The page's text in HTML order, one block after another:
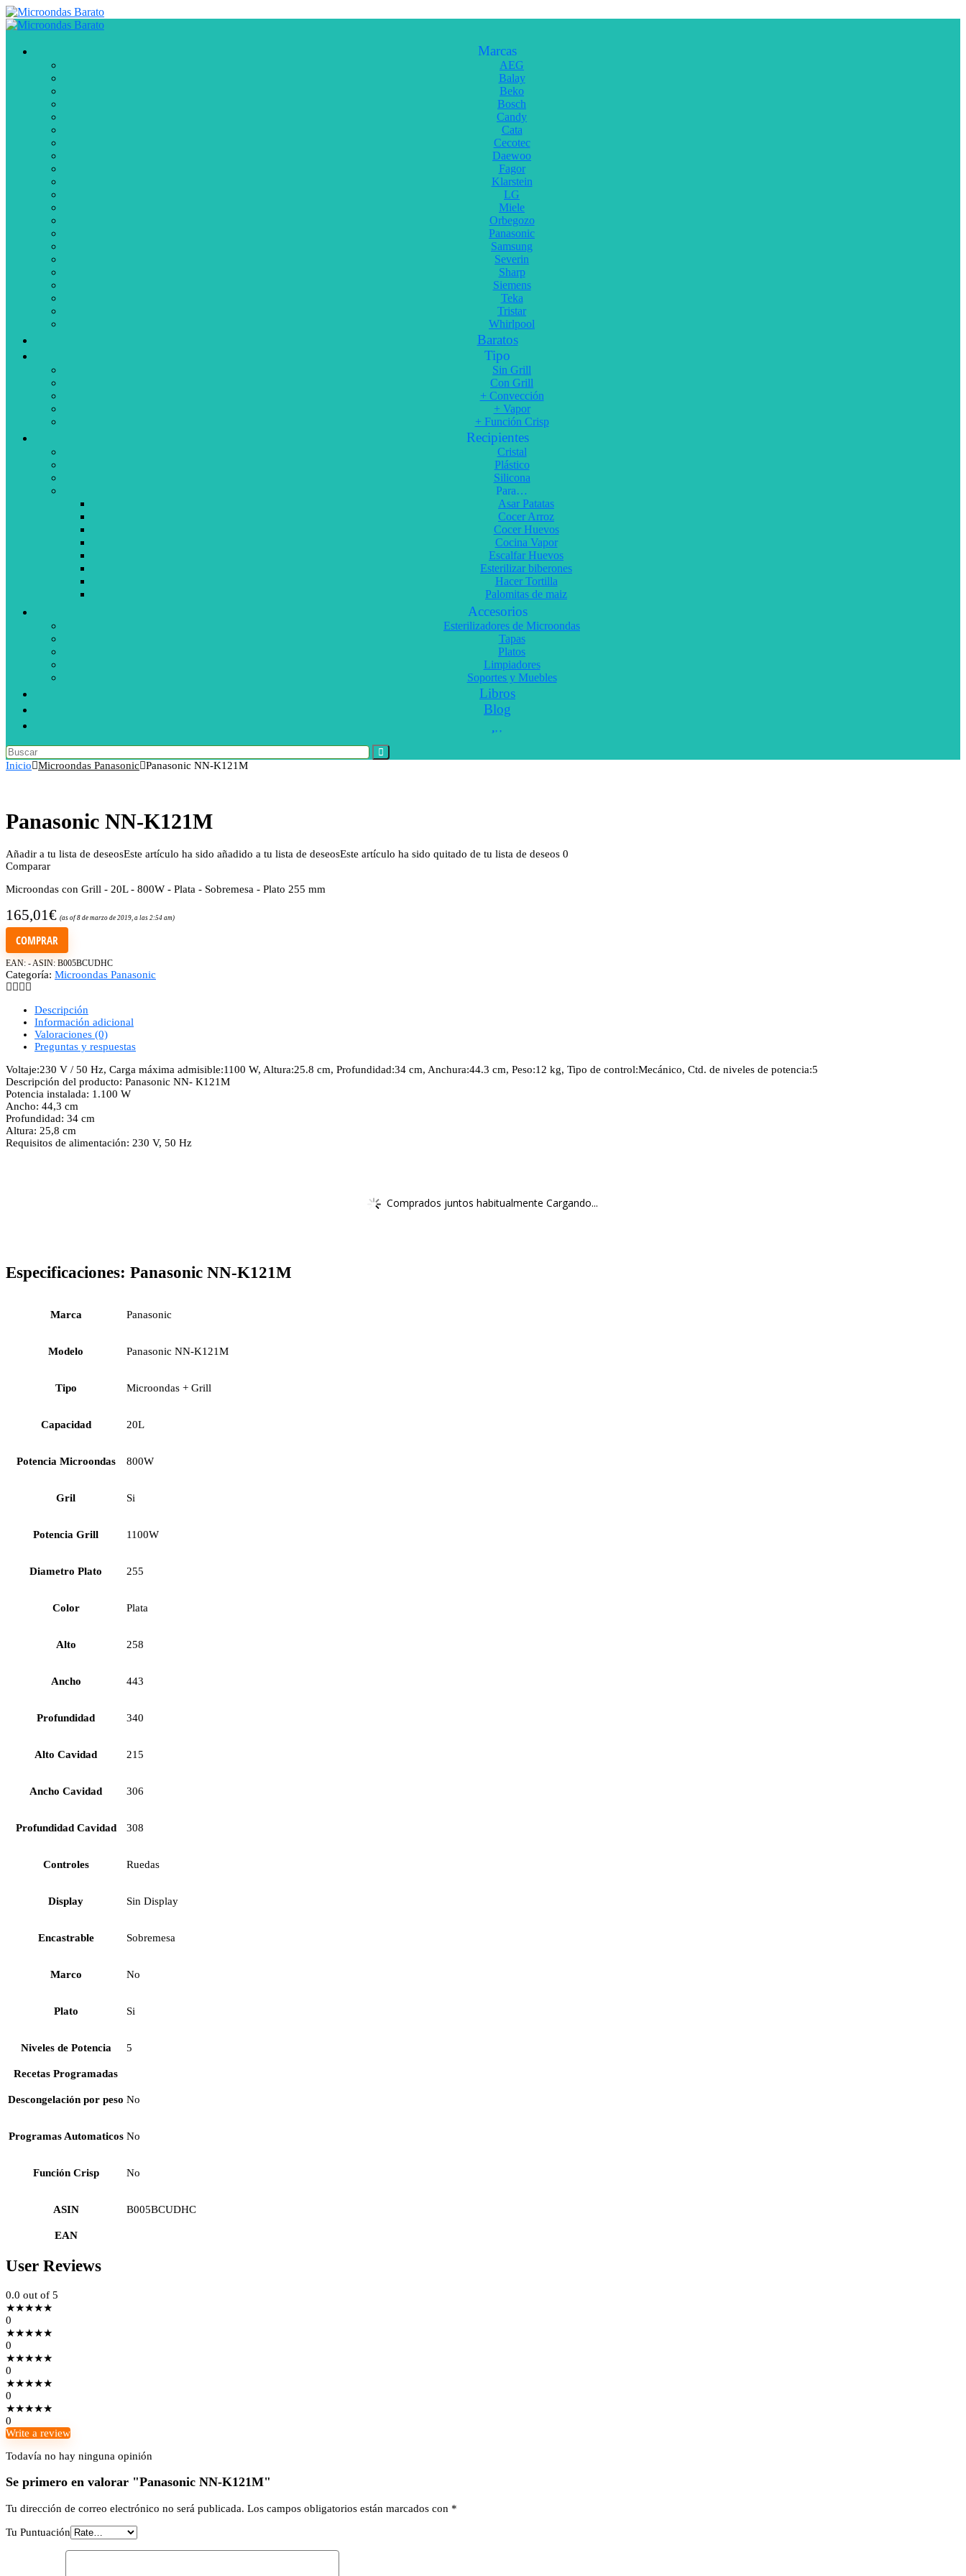
Marcas
AEG
Balay
Beko
Bosch
Candy
Cata
Cecotec
Daewoo
Fagor
Klarstein
LG
Miele
Orbegozo
Panasonic
Samsung
Severin
Sharp
Siemens
Teka
Tristar
Whirlpool
Baratos
Tipo
Sin Grill
Con Grill
+ Convección
+ Vapor
+ Función Crisp
Recipientes
Cristal
Plástico
Silicona
Para…
Asar Patatas
Cocer Arroz
Cocer Huevos
Cocina Vapor
Escalfar Huevos
Esterilizar biberones
Hacer Tortilla
Palomitas de maiz
Accesorios
Esterilizadores de Microondas
Tapas
Platos
Limpiadores
Soportes y Muebles
Libros
Blog
Inicio Microondas Panasonic Panasonic NN-K121M
Panasonic NN-K121M
Añadir a tu lista de deseosEste artículo ha sido añadido a tu lista de deseosEste artículo ha sido quitado de tu lista de deseos 0
Comparar
Microondas con Grill - 20L - 800W - Plata - Sobremesa - Plato 255 mm
165,01€ (as of 8 de marzo de 2019, a las 2:54 am)
COMPRAR
EAN: -ASIN: B005BCUDHC
Categoría: Microondas Panasonic
Descripción
Información adicional
Valoraciones (0)
Preguntas y respuestas
Voltaje:230 V / 50 Hz, Carga máxima admisible:1100 W, Altura:25.8 cm, Profundidad:34 cm, Anchura:44.3 cm, Peso:12 kg, Tipo de control:Mecánico, Ctd. de niveles de potencia:5
Descripción del producto: Panasonic NN- K121M
Potencia instalada: 1.100 W
Ancho: 44,3 cm
Profundidad: 34 cm
Altura: 25,8 cm
Requisitos de alimentación: 230 V, 50 Hz
Comprados juntos habitualmente Cargando...
Especificaciones: Panasonic NN-K121M
Marca Panasonic
Modelo Panasonic NN-K121M
Tipo Microondas + Grill
Capacidad 20L
Potencia Microondas 800W
Gril Si
Potencia Grill 1100W
Diametro Plato 255
Color Plata
Alto 258
Ancho 443
Profundidad 340
Alto Cavidad 215
Ancho Cavidad 306
Profundidad Cavidad 308
Controles Ruedas
Display Sin Display
Encastrable Sobremesa
Marco No
Plato Si
Niveles de Potencia 5
Recetas Programadas
Descongelación por peso No
Programas Automaticos No
Función Crisp No
ASIN B005BCUDHC
EAN
User Reviews
0.0 out of 5
★★★★★
0
★★★★★
0
★★★★★
0
★★★★★
0
★★★★★
0
Write a review
Todavía no hay ninguna opinión
Se primero en valorar "Panasonic NN-K121M"
Tu dirección de correo electrónico no será publicada. Los campos obligatorios están marcados con *
Tu Puntuación